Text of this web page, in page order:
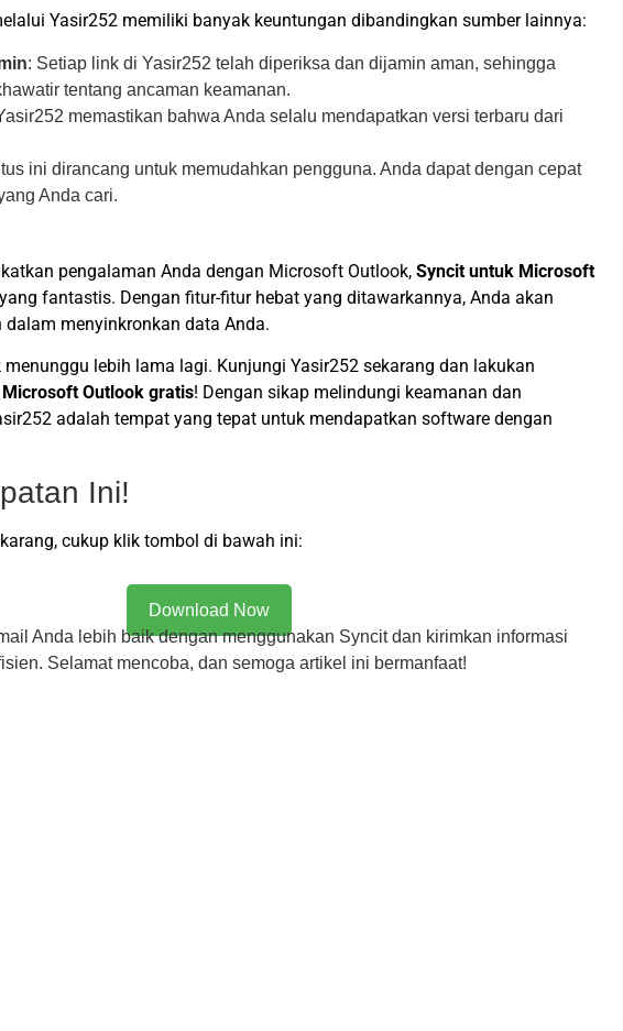
Yasir252 memiliki banyak keuntungan dibandingkan sumber lainnya:
: Setiap link di Yasir252 telah diperiksa dan dijamin aman, sehingga
tentang ancaman keamanan.
memastikan bahwa Anda selalu mendapatkan versi terbaru dari
ini dirancang untuk memudahkan pengguna. Anda dapat dengan cepat
Anda cari.
pengalaman Anda dengan Microsoft Outlook, Syncit untuk Microsoft
fantastis. Dengan fitur-fitur hebat yang ditawarkannya, Anda akan
menyinkronkan data Anda.
lebih lama lagi. Kunjungi Yasir252 sekarang dan lakukan
Outlook gratis! Dengan sikap melindungi keamanan dan
adalah tempat yang tepat untuk mendapatkan software dengan
Ini!
cukup klik tombol di bawah ini:
Download Now
Anda lebih baik dengan menggunakan Syncit dan kirimkan informasi
Selamat mencoba, dan semoga artikel ini bermanfaat!